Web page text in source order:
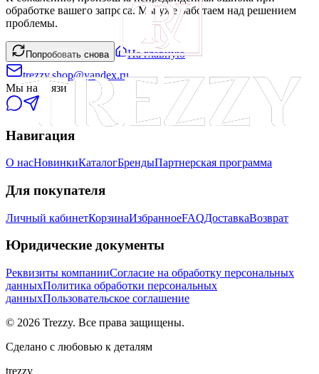
обработке вашего запроса. Мы уже работаем над решением
проблемы.
Попробовать снова
На главную
trezzy.shop@yandex.ru
Мы на связи
Навигация
О насНовинкиКаталогБрендыПартнерская программа
Для покупателя
Личный кабинетКорзинаИзбранноеFAQДоставкаВозврат
Юридические документы
Реквизиты компанииСогласие на обработку персональных
данныхПолитика обработки персональных
данныхПользовательское соглашение
© 2026 Trezzy. Все права защищены.
Сделано с любовью к деталям
trezzy